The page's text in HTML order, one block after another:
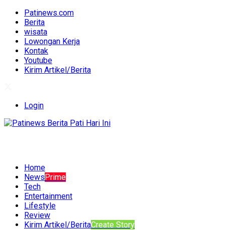
Patinews.com
Berita
wisata
Lowongan Kerja
Kontak
Youtube
Kirim Artikel/Berita
Login
Home
NewsPrime
Tech
Entertainment
Lifestyle
Review
Kirim Artikel/BeritaCreate Story